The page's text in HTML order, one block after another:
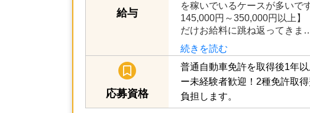
続きを読む
給与
月給24.5万円〜29万円以上
す！ トップ乗務員層となれば
を稼いでいるケースが多いで
145,000円～350,000円以上】
だけお給料に跳ね返ってきま
続きを読む